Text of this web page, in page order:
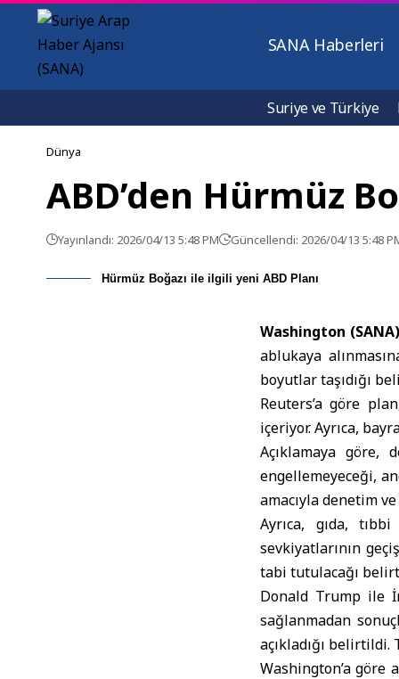
SANA Haberleri
Suriye ve Türkiye
Dünya
ABD’den Hürmüz
Yayınlandı: 2026/04/13 5:48 PM Güncellendi: 2026/04/13 5:48
Hürmüz Boğazı ile ilgili yeni ABD Planı
Washington
ablukaya
boyutlar taşıdığı
Reuters’a göre
içeriyor. Ayrıca,
Açıklamaya göre,
engellemeyeceği,
amacıyla denetim
Ayrıca, gıda,
sevkiyatlarının
tabi tutulacağı
Donald Trump ile
sağlanmadan
açıkladığı belirtildi.
Washington’a göre